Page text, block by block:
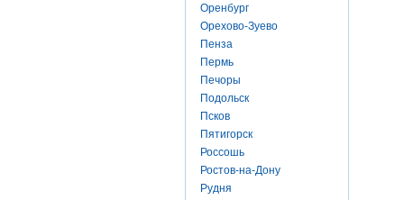
Оренбург
Орехово-Зуево
Пенза
Пермь
Печоры
Подольск
Псков
Пятигорск
Россошь
Ростов-на-Дону
Рудня